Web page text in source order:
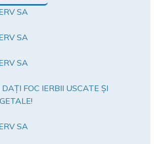
SA
SA
SA
FOC IERBII USCATE ȘI
SA